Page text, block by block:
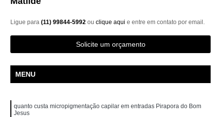
Ligue para(11) 99844-5992ouclique aqui e entre em contato por email.
Solicite um orçamento
MENU
quanto custa micropigmentação capilar em entradas Pirapora do Bom
Jesus